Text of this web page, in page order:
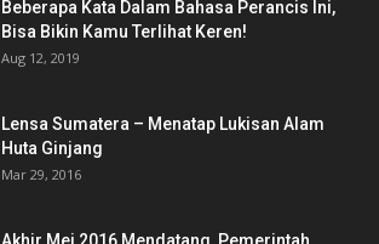
Beberapa Kata Dalam Bahasa Perancis Ini,
Bisa Bikin Kamu Terlihat Keren!
Aug 12, 2019
Lensa Sumatera – Menatap Lukisan Alam
Huta Ginjang
Mar 29, 2016